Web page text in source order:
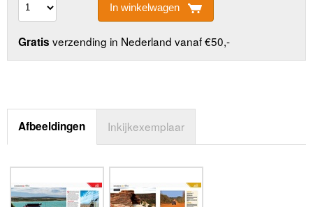
In winkelwagen
Gratis verzending in Nederland vanaf €50,-
Afbeeldingen Inkijkexemplaar